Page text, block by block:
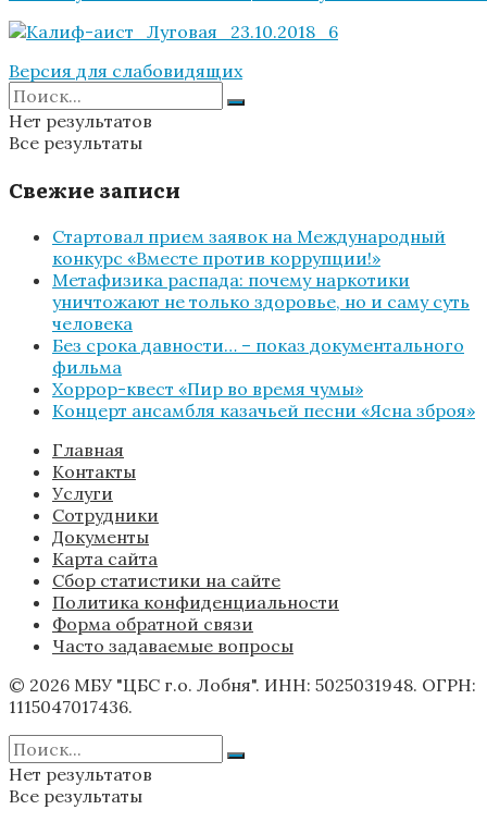
Версия для слабовидящих
Нет результатов
Все результаты
Свежие записи
Стартовал прием заявок на Международный
конкурс «Вместе против коррупции!»
Метафизика распада: почему наркотики
уничтожают не только здоровье, но и саму суть
человека
Без срока давности… – показ документального
фильма
Хоррор-квест «Пир во время чумы»
Концерт ансамбля казачьей песни «Ясна зброя»
Главная
Контакты
Услуги
Сотрудники
Документы
Карта сайта
Сбор статистики на сайте
Политика конфиденциальности
Форма обратной связи
Часто задаваемые вопросы
© 2026 МБУ "ЦБС г.о. Лобня". ИНН: 5025031948. ОГРН:
1115047017436.
Нет результатов
Все результаты